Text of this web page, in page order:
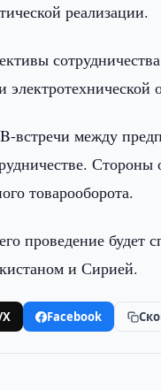
реализации.
встречи между
товарооборота.
проведение будет
и Сирией.
Facebook